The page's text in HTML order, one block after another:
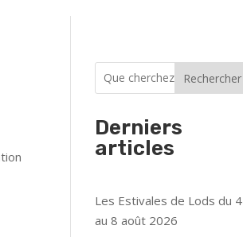
Rechercher
Derniers
articles
Les Estivales de Lods du 4
au 8 août 2026